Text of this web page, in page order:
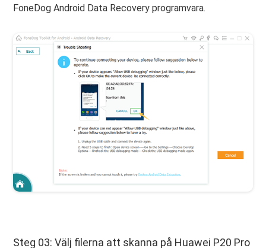
FoneDog Android Data Recovery programvara.
Steg 03: Välj filerna att skanna på Huawei P20 Pro